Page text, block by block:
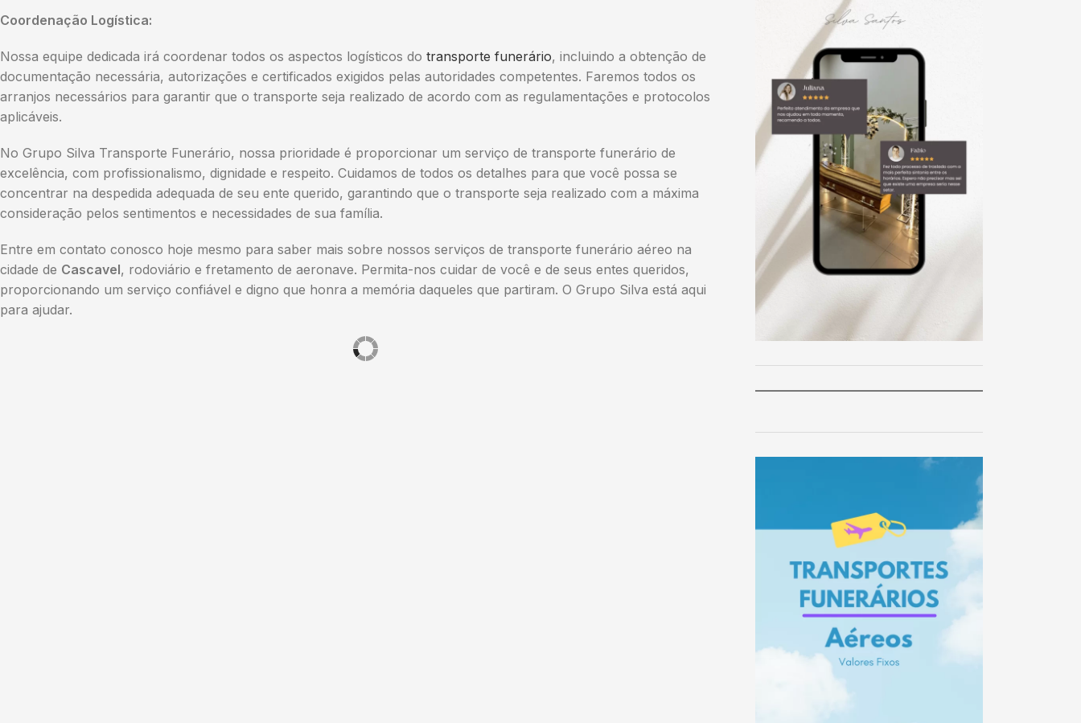
Coordenação Logística:
Nossa equipe dedicada irá coordenar todos os aspectos logísticos do transporte funerário, incluindo a obtenção de
documentação necessária, autorizações e certificados exigidos pelas autoridades competentes. Faremos todos os
arranjos necessários para garantir que o transporte seja realizado de acordo com as regulamentações e protocolos
aplicáveis.
No Grupo Silva Transporte Funerário, nossa prioridade é proporcionar um serviço de transporte funerário de
excelência, com profissionalismo, dignidade e respeito. Cuidamos de todos os detalhes para que você possa se
concentrar na despedida adequada de seu ente querido, garantindo que o transporte seja realizado com a máxima
consideração pelos sentimentos e necessidades de sua família.
Entre em contato conosco hoje mesmo para saber mais sobre nossos serviços de transporte funerário aéreo na
cidade de Cascavel, rodoviário e fretamento de aeronave. Permita-nos cuidar de você e de seus entes queridos,
proporcionando um serviço confiável e digno que honra a memória daqueles que partiram. O Grupo Silva está aqui
para ajudar.